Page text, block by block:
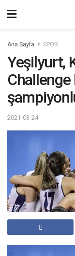
Ana Sayfa SPOR
Yeşilyurt,
Challenge
2021-03-24